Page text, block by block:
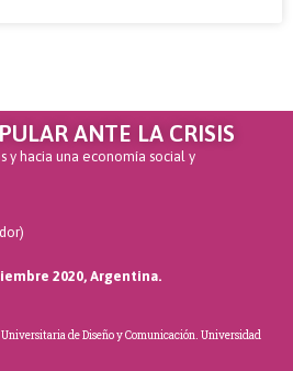
ANTE LA CRISIS
y hacia una economía social y
2020, Argentina.
de Diseño y Comunicación. Universidad